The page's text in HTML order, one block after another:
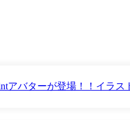
アバターが登場！！イラ